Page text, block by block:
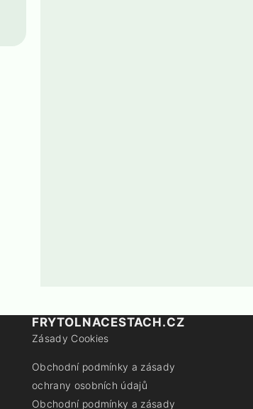
FRYTOLNACESTACH.CZ
Zásady Cookies
Obchodní podmínky a zásady
ochrany osobních údajů
Obchodní podmínky a zásady